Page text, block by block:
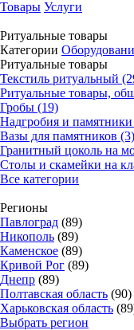
Товары Услуги
Ритуальные товары
Категории
Ритуальные товары
Текстиль ритуальный
Ритуальные товары,
Гробы (19)
Надгробия и
Вазы для памятников (3)
Гранитный цоколь на
Столы и скамейки на
Все категории
Регионы
Павлоград (89)
Никополь (89)
Каменское (89)
Кривой Рог (89)
Днепр (89)
Полтавская область (90)
Харьковская область
Выбрать регион